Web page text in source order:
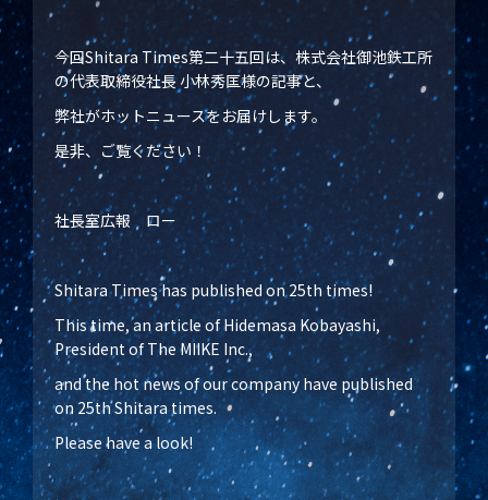
今回Shitara Times第二十五回は、株式会社御池鉄工所
の代表取締役社長 小林秀匡様の記事と、
弊社がホットニュースをお届けします。
是非、ご覧ください！
社長室広報 ロー
Shitara Times has published on 25th times!
This time, an article of Hidemasa Kobayashi,
President of The MIIKE Inc.,
and the hot news of our company have published
on 25th Shitara times.
Please have a look!